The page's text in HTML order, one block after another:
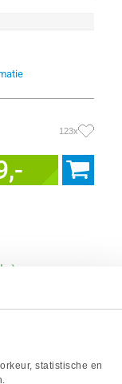
statistische en
123x